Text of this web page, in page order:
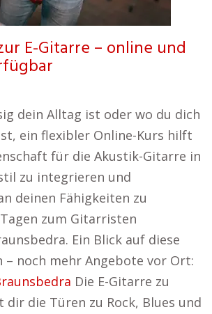
E-Gitarre – online und
dein Alltag ist oder wo du dich
ein flexibler Online-Kurs hilft
für die Akustik-Gitarre in
zu integrieren und
deinen Fähigkeiten zu
zum Gitarristen
Ein Blick auf diese
– noch mehr Angebote vor Ort:
Die E-Gitarre zu
dir die Türen zu Rock, Blues und